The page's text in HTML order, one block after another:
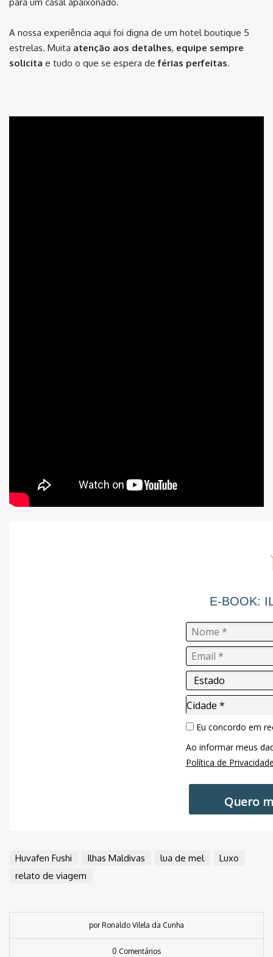
A nossa experiência aqui foi digna de um hotel boutique 5
estrelas. Muita atenção aos detalhes, equipe sempre
solicita e tudo o que se espera deférias perfeitas.
E-BOOK:
Cidade *
Cidade*
Eu concordo em
Ao informar meus
Política de
Quero
Huvafen Fushi Ilhas Maldivas lua de mel
Luxo
relato de viagem
por Ronaldo Vilela da Cunha
0 Comentários